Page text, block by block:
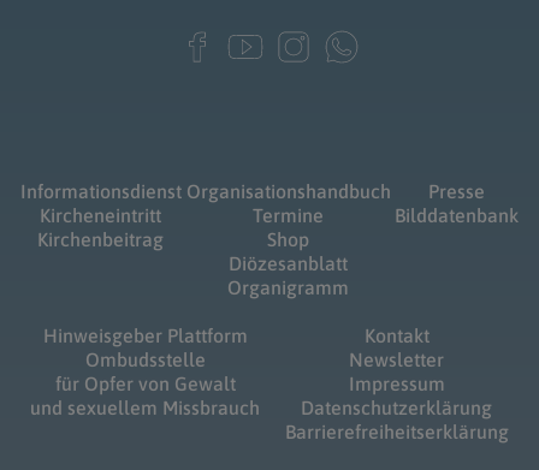
Informationsdienst
Kircheneintritt
Kirchenbeitrag
Organisationshandbuch
Termine
Shop
Diözesanblatt
Organigramm
Presse
Bilddatenbank
Hinweisgeber Plattform
Ombudsstelle
für Opfer von Gewalt
und sexuellem Missbrauch
Kontakt
Newsletter
Impressum
Datenschutzerklärung
Barrierefreiheitserklärung